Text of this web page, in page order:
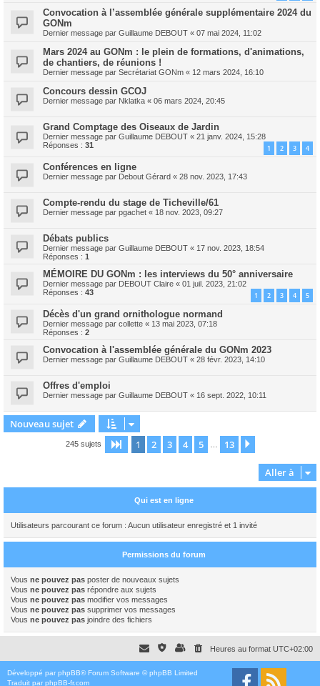
Convocation à l’assemblée générale supplémentaire 2024 du
GONm
Dernier message par Guillaume DEBOUT « 07 mai 2024, 11:02
Mars 2024 au GONm : le plein de formations, d'animations,
de chantiers, de réunions !
Dernier message par Secrétariat GONm « 12 mars 2024, 16:10
Concours dessin GCOJ
Dernier message par Nklatka « 06 mars 2024, 20:45
Grand Comptage des Oiseaux de Jardin
Dernier message par Guillaume DEBOUT « 21 janv. 2024, 15:28
Réponses : 31 1 2 3 4
Conférences en ligne
Dernier message par Debout Gérard « 28 nov. 2023, 17:43
Compte-rendu du stage de Ticheville/61
Dernier message par pgachet « 18 nov. 2023, 09:27
Débats publics
Dernier message par Guillaume DEBOUT « 17 nov. 2023, 18:54
Réponses : 1
MÉMOIRE DU GONm : les interviews du 50° anniversaire
Dernier message par DEBOUT Claire « 01 juil. 2023, 21:02
Réponses : 43 1 2 3 4 5
Décès d'un grand ornithologue normand
Dernier message par collette « 13 mai 2023, 07:18
Réponses : 2
Convocation à l'assemblée générale du GONm 2023
Dernier message par Guillaume DEBOUT « 28 févr. 2023, 14:10
Offres d'emploi
Dernier message par Guillaume DEBOUT « 16 sept. 2022, 10:11
Nouveau sujet
245 sujets Page 1sur13
1 2 3 4 5 13
Aller à
Qui est en ligne
Utilisateurs parcourant ce forum : Aucun utilisateur enregistré et 1 invité
Permissions du forum
Vous ne pouvez pas poster de nouveaux sujets
Vous ne pouvez pas répondre aux sujets
Vous ne pouvez pas modifier vos messages
Vous ne pouvez pas supprimer vos messages
Vous ne pouvez pas joindre des fichiers
Heures au format UTC+02:00
Développé par phpBB® Forum Software © phpBB Limited
Traduit par phpBB-fr.com